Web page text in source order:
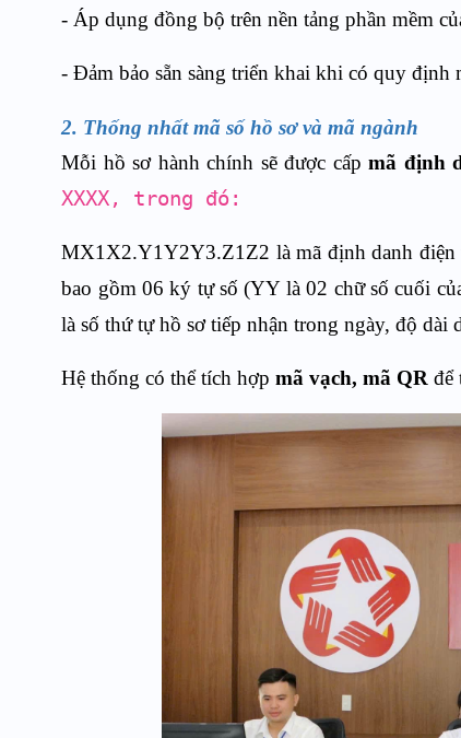
- Áp dụng đồng bộ trên nền tảng phần mềm
- Đảm bảo sẵn sàng triển khai khi có quy định
2. Thống nhất mã số hồ sơ và mã ngành
Mỗi hồ sơ hành chính sẽ được cấpmã định
XXXX, trong đó:
MX1X2.Y1Y2Y3.Z1Z2 là mã định danh điện
bao gồm 06 ký tự số (YY là 02 chữ số cuối
là số thứ tự hồ sơ tiếp nhận trong ngày, độ
Hệ thống có thể tích hợpmã vạch, mã QR để